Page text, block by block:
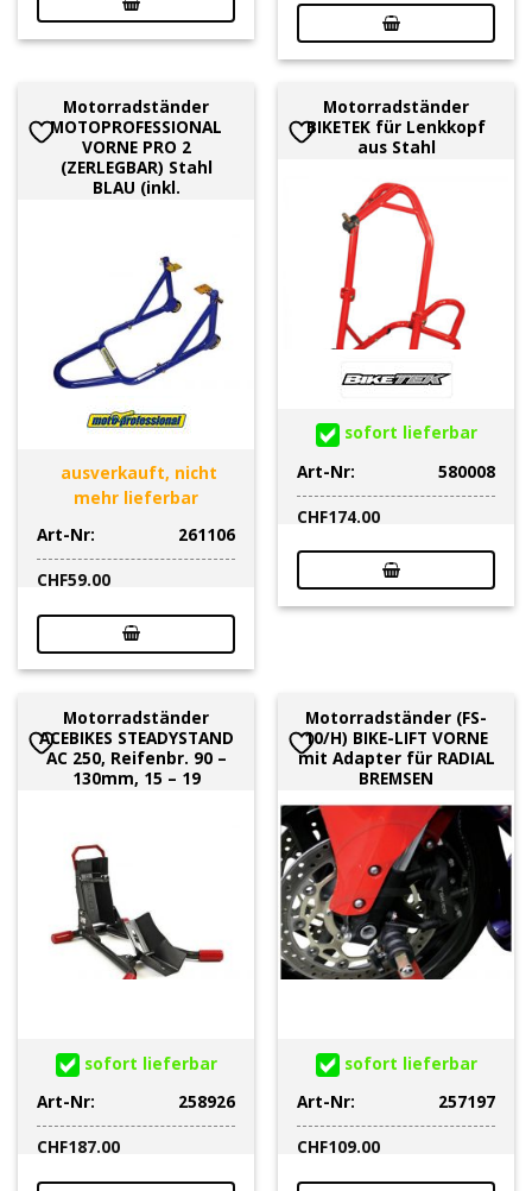
Motorradständer
MOTOPROFESSIONAL
VORNE PRO 2
(ZERLEGBAR) Stahl
BLAU (inkl.
ausverkauft, nicht
mehr lieferbar
Art-Nr:
261106
CHF59.00
Motorradständer
BIKETEK für Lenkkopf
aus Stahl
sofort lieferbar
Art-Nr:
580008
CHF174.00
Motorradständer
ACEBIKES STEADYSTAND
AC 250, Reifenbr. 90 –
130mm, 15 – 19
sofort lieferbar
Art-Nr:
258926
CHF187.00
Motorradständer (FS-
10/H) BIKE-LIFT VORNE
mit Adapter für RADIAL
BREMSEN
sofort lieferbar
Art-Nr:
257197
CHF109.00